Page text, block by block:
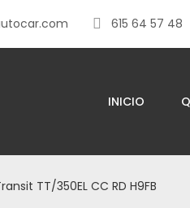
615 64 57 48
INICIO
TT/350EL CC RD H9FB